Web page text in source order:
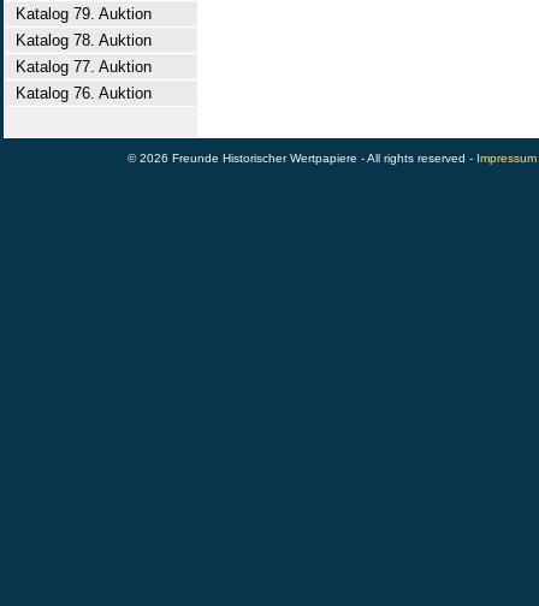
Katalog 79. Auktion
Katalog 78. Auktion
Katalog 77. Auktion
Katalog 76. Auktion
© 2026 Freunde Historischer Wertpapiere - All rights reserved - Impressum